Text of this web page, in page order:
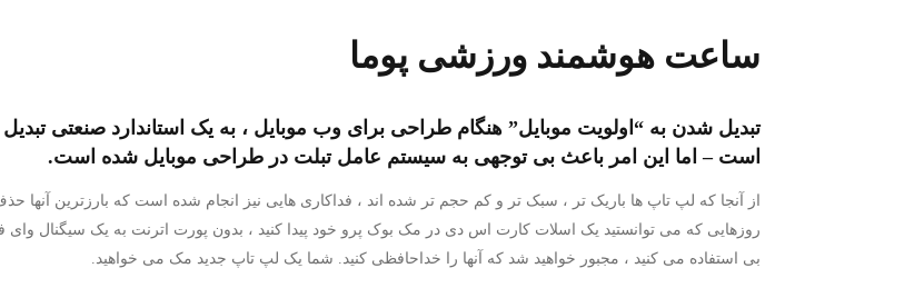
ساعت هوشمند ورزشی پوما
تبدیل شدن به “اولویت موبایل” هنگام طراحی برای وب موبایل ، به یک استاندارد صنعتی
است – اما این امر باعث بی توجهی به سیستم عامل تبلت در طراحی موبایل شده است.
از آنجا که لپ تاپ ها باریک تر ، سبک تر و کم حجم تر شده اند ، فداکاری هایی نیز انجام شده است که بارزترین آنها
روزهایی که می توانستید یک اسلات کارت اس دی در مک بوک پرو خود پیدا کنید ، بدون پورت اترنت به یک سیگنال
بی استفاده می کنید ، مجبور خواهید شد که آنها را خداحافظی کنید. شما یک لپ تاپ جدید مک می خواهید.